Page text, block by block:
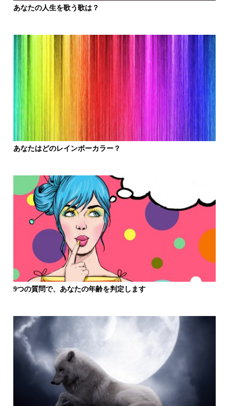
あなたの人生を歌う歌は？
あなたはどのレインボーカラー？
9つの質問で、あなたの年齢を判定します